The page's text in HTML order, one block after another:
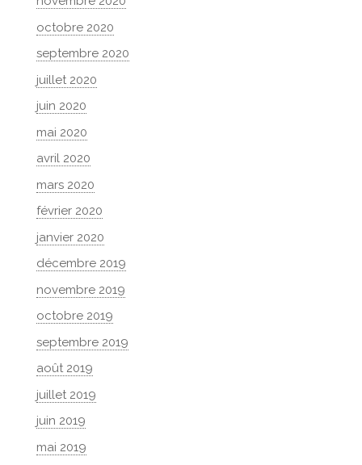
octobre 2020
septembre 2020
juillet 2020
juin 2020
mai 2020
avril 2020
mars 2020
février 2020
janvier 2020
décembre 2019
novembre 2019
octobre 2019
septembre 2019
août 2019
juillet 2019
juin 2019
mai 2019